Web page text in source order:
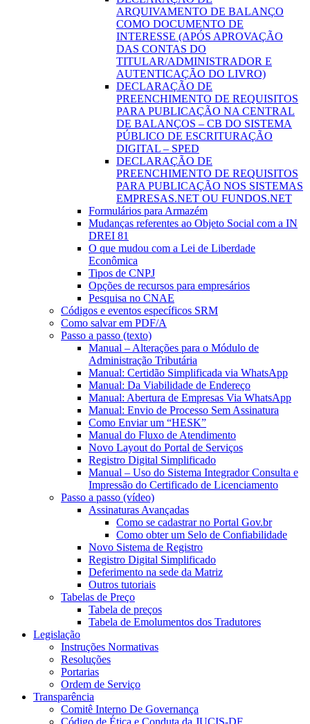
ARQUIVAMENTO DE BALANÇO
COMO DOCUMENTO DE
INTERESSE (APÓS APROVAÇÃO
DAS CONTAS DO
TITULAR/ADMINISTRADOR E
AUTENTICAÇÃO DO LIVRO)
DECLARAÇÃO DE
PREENCHIMENTO DE REQUISITOS
PARA PUBLICAÇÃO NA CENTRAL
DE BALANÇOS – CB DO SISTEMA
PÚBLICO DE ESCRITURAÇÃO
DIGITAL – SPED
DECLARAÇÃO DE
PREENCHIMENTO DE REQUISITOS
PARA PUBLICAÇÃO NOS SISTEMAS
EMPRESAS.NET OU FUNDOS.NET
Formulários para Armazém
Mudanças referentes ao Objeto Social com a IN
DREI 81
O que mudou com a Lei de Liberdade
Econômica
Tipos de CNPJ
Opções de recursos para empresários
Pesquisa no CNAE
Códigos e eventos específicos SRM
Como salvar em PDF/A
Passo a passo (texto)
Manual – Alterações para o Módulo de
Administração Tributária
Manual: Certidão Simplificada via WhatsApp
Manual: Da Viabilidade de Endereço
Manual: Abertura de Empresas Via WhatsApp
Manual: Envio de Processo Sem Assinatura
Como Enviar um “HESK”
Manual do Fluxo de Atendimento
Novo Layout do Portal de Serviços
Registro Digital Simplificado
Manual – Uso do Sistema Integrador Consulta e
Impressão do Certificado de Licenciamento
Passo a passo (vídeo)
Assinaturas Avançadas
Como se cadastrar no Portal Gov.br
Como obter um Selo de Confiabilidade
Novo Sistema de Registro
Registro Digital Simplificado
Deferimento na sede da Matriz
Outros tutoriais
Tabelas de Preço
Tabela de preços
Tabela de Emolumentos dos Tradutores
Legislação
Instruções Normativas
Resoluções
Portarias
Ordem de Serviço
Transparência
Comitê Interno De Governança